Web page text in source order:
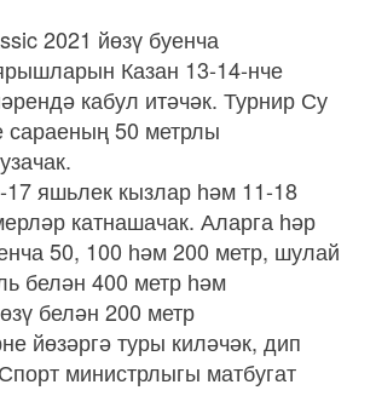
2021 йөзү буенча
Казан 13-14-нче
кабул итәчәк. Турнир Су
сараеның 50 метрлы
яшьлек кызлар һәм 11-18
катнашачак. Аларга һәр
50, 100 һәм 200 метр, шулай
белән 400 метр һәм
белән 200 метр
йөзәргә туры киләчәк, дип
министрлыгы матбугат